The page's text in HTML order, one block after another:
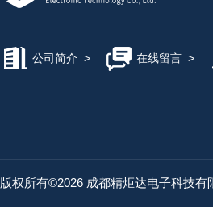
公司简介 > 在线留言>
版权所有©2026 成都精炬达电子科技